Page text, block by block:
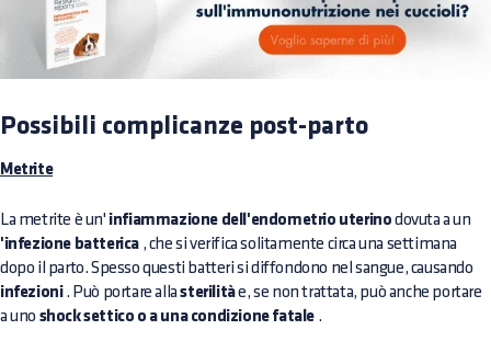
Possibili complicanze post-parto
Metrite
La metrite è un' infiammazione dell'endometrio uterino dovuta a un
'infezione batterica , che si verifica solitamente circa una settimana
dopo il parto. Spesso questi batteri si diffondono nel sangue, causando
infezioni. Può portare allasterilitàe, se non trattata, può anche portare
a uno shock settico o a una condizione fatale .